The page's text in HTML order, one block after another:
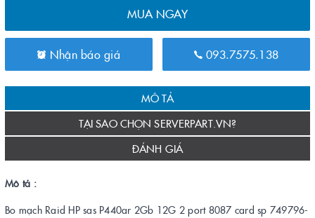
MUA NGAY
Nhận báo giá 093.7575.138
MÔ TẢ
TẠI SAO CHỌN SERVERPART.VN?
ĐÁNH GIÁ
Mô tả :
Bo mạch Raid HP sas P440ar 2Gb 12G 2 port 8087 card sp 749796-